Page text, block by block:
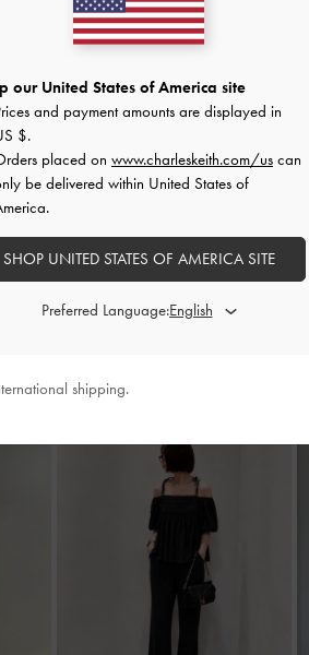
our United States of America site
and payment amounts are displayed in
$.
placed on www.charleskeith.com/us can
be delivered within United States of
SHOP UNITED STATES OF AMERICA SITE
Preferred Language:
shipping.